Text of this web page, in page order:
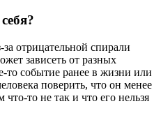
отрицательной спирали
зависеть от разных
то событие ранее в жизни или
поверить, что он менее
то не так и что его нельзя